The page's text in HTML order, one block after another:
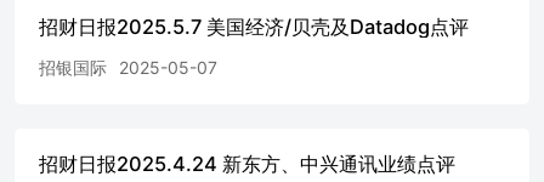
属。比特币跌5.8%，盘中一度下探6.6万美元。 免责声明及
员，就本报告所提及的证券及其发行人做出以下声明：
此外，分析员确认，无论是他们本人还是他们的关联人士
招财日报2025.5.7 美国经济/贝壳及Datadog点评
招银国际 2025-05-07
招财日报2025.4.24 新东方、中兴通讯业绩点评